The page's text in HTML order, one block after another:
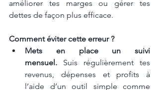
améliorer tes marges ou gérer tes
dettes de façon plus efficace.
Comment éviter cette erreur ?
Mets en place un suivi
mensuel. Suis régulièrement tes
revenus, dépenses et profits à
l’aide d’un outil simple comme